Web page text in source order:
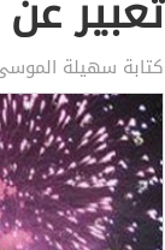
كتابة سهيلة